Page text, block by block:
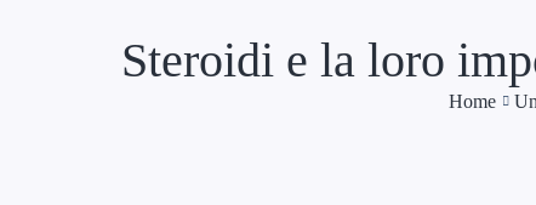
Steroidi e la loro
Home